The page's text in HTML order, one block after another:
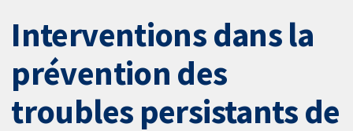
Interventions dans la
prévention des
troubles persistants de